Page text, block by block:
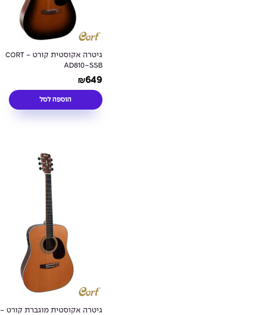
גיטרה אקוסטית קורט - CORT
AD810-SSB
₪649
הוספה לסל
גיטרה אקוסטית מוגברת קורט -